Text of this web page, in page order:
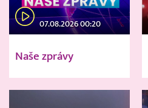
07.08.2026 00:20
Naše zprávy